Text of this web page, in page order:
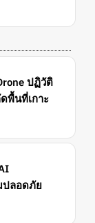
ปฏิวัติ
พื้นที่เกาะ
ปลอดภัย